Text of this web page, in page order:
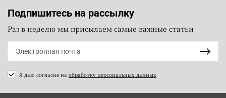
Подпишитесь на рассылку
Раз в неделю мы присылаем самые важные статьи
Я даю согласие на обработку персональных данных